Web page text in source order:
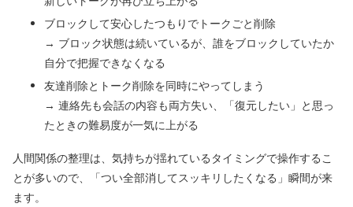
ブロックして安心したつもりでトークごと削除
→ ブロック状態は続いているが、誰をブロックしていたか
自分で把握できなくなる
友達削除とトーク削除を同時にやってしまう
→ 連絡先も会話の内容も両方失い、「復元したい」と思っ
たときの難易度が一気に上がる
人間関係の整理は、気持ちが揺れているタイミングで操作するこ
とが多いので、「つい全部消してスッキリしたくなる」瞬間が来
ます。